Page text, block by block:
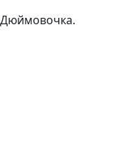
Дюймовочка.